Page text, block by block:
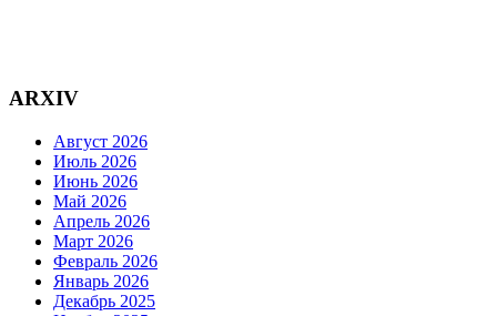
ARXIV
Август 2026
Июль 2026
Июнь 2026
Май 2026
Апрель 2026
Март 2026
Февраль 2026
Январь 2026
Декабрь 2025